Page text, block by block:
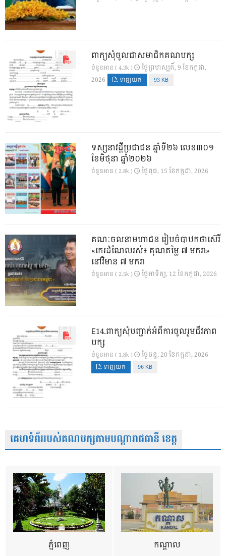
ពាក្យសុំចូលជាសមាជិកគណបក្ស
ចំនួនអាន ( 4.3k )
ថ្ងៃ​ព្រហស្បតិ៍, 9 ខែ​កក្កដា,
2026
ទាញយក 93 KB
ទស្សនាវដ្ដីប្រជាជន ឆ្នាំទី២៦ លេខ៣០១
ខែមិថុនា ឆ្នាំ២០២៦
ចំនួនអាន ( 2.8k ) ថ្ងៃ​ពុធ, 15 ខែ​កក្កដា, 2026
គណៈចលនាមហាជន រៀបចំបាឋកថាស៊េរី
«កេរដំណែលរស់៖ គុណតម្លៃ ៧ មករា»
នៅវិមាន ៧ មករា
ចំនួនអាន ( 2.5k ) ថ្ងៃ​អាទិត្យ, 12 ខែ​កក្កដា, 2026
E14.ពាក្យសុំបញ្ជាក់អំពីការចូលរួមជីវភាព
បក្ស
ចំនួនអាន ( 1.8k ) ថ្ងៃ​ចន្ទ, 20 ខែ​កក្កដា, 2026
ទាញយក 96 KB
គេហទំព័ររបស់គណបក្សតាមបណ្តារាជធានី ខេត្ត
ភ្នំពេញ កណ្តាល